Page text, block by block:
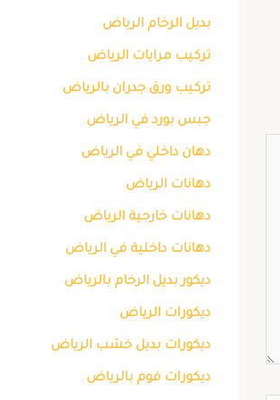
بديل الرخام الرياض
تركيب مرايات الرياض
تركيب ورق جدران بالرياض
جبس بورد في الرياض
دهان داخلي في الرياض
دهانات الرياض
دهانات خارجية الرياض
دهانات داخلية في الرياض
ديكور بديل الرخام بالرياض
ديكورات الرياض
ديكورات بديل خشب الرياض
ديكورات فوم بالرياض